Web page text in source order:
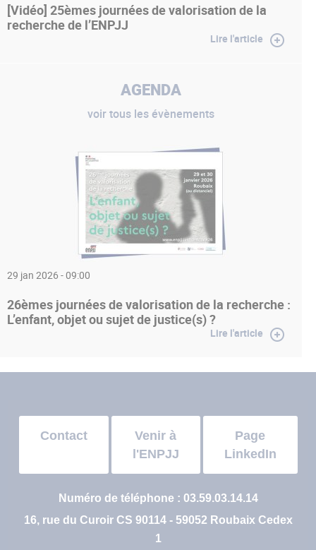
[Vidéo] 25èmes journées de valorisation de la
recherche de l’ENPJJ
Lire l'article
AGENDA
voir tous les évènements
29 jan 2026 - 09:00
26èmes journées de valorisation de la recherche :
L’enfant, objet ou sujet de justice(s) ?
Lire l'article
Contact
Venir à
l'ENPJJ
Page
LinkedIn
Numéro de téléphone : 03.59.03.14.14
16, rue du Curoir CS 90114 - 59052 Roubaix Cedex
1